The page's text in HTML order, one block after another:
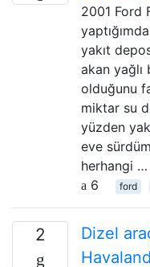
2001 Ford
yakıt
akan yağlı
olduğunu
miktar su
yüzden
eve
herhangi …
6
ford
2
Dizel